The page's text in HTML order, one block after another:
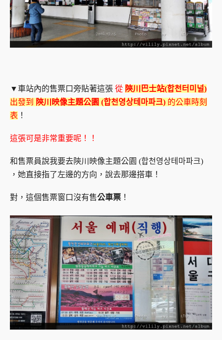
▼車站內的售票口旁貼著這張 從 陝川巴士站(합천터미널)
出發到
陝川映像主題公園 (합천영상테마파크) 的公車時刻
表 ！
這張可是非常重要呢！！
和售票員說我要去陝川映像主題公園 (합천영상테마파크)
，她直接指了左邊的方向，說去那邊搭車！
對，這個售票窗口沒有售公車票 ！